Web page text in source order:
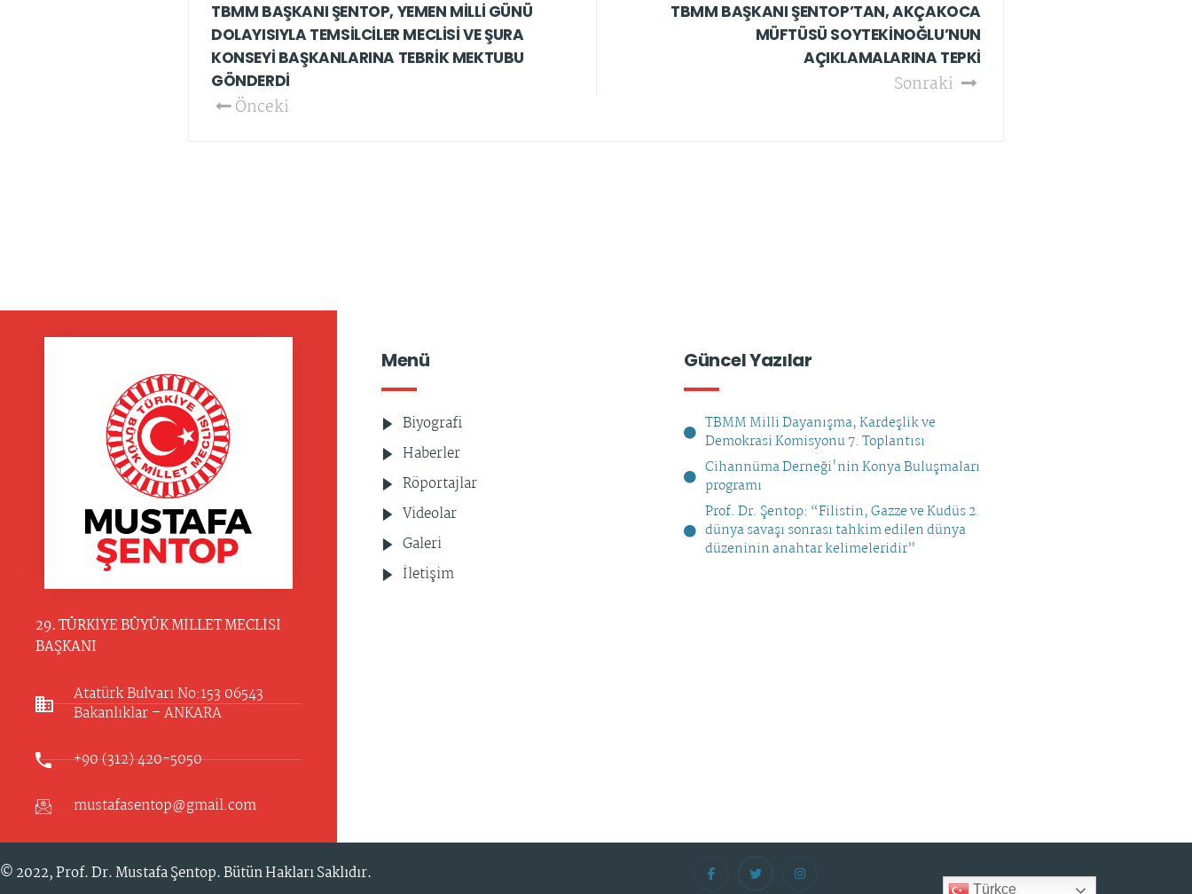
TBMM BAŞKANI ŞENTOP, YEMEN MİLLİ GÜNÜ
DOLAYISIYLA TEMSİLCİLER MECLİSİ VE ŞURA
KONSEYİ BAŞKANLARINA TEBRİK MEKTUBU
GÖNDERDİ
Önceki
TBMM BAŞKANI ŞENTOP’TAN, AKÇAKOCA
MÜFTÜSÜ SOYTEKİNOĞLU’NUN
AÇIKLAMALARINA TEPKİ
Sonraki
29. TÜRKİYE BÜYÜK MİLLET MECLİSİ
BAŞKANI
Atatürk Bulvarı No:153 06543
Bakanlıklar – ANKARA​
+90 (312) 420-5050
mustafasentop@gmail.com
Menü
Biyografi
Haberler
Röportajlar
Videolar
Galeri
İletişim
Güncel Yazılar
TBMM Milli Dayanışma, Kardeşlik ve
Demokrasi Komisyonu 7. Toplantısı
Cihannüma Derneği'nin Konya Buluşmaları
programı
Prof. Dr. Şentop: “Filistin, Gazze ve Kudüs 2.
dünya savaşı sonrası tahkim edilen dünya
düzeninin anahtar kelimeleridir”
© 2022,Prof. Dr. Mustafa Şentop. Bütün Hakları Saklıdır.
Türkçe